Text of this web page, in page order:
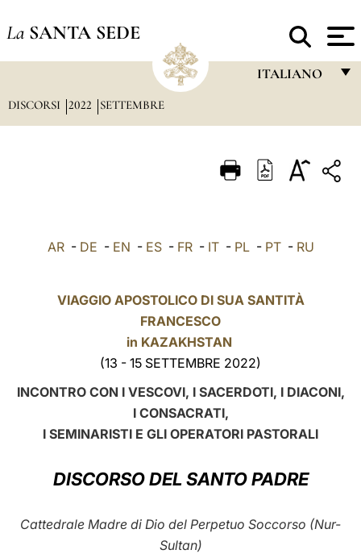
La SANTA SEDE
ITALIANO
ITALIANO
POLSKI
中文
LATINE
DISCORSI 2022 SETTEMBRE
AR- DE - EN - ES- FR- IT- PL- PT- RU
VIAGGIO APOSTOLICO DI SUA SANTITÀ
FRANCESCO
in KAZAKHSTAN
(13 - 15 SETTEMBRE 2022)
INCONTRO CON I VESCOVI, I SACERDOTI, I DIACONI,
I CONSACRATI,
I SEMINARISTI E GLI OPERATORI PASTORALI
DISCORSO DEL SANTO PADRE
Cattedrale Madre di Dio del Perpetuo Soccorso (Nur-
Sultan)